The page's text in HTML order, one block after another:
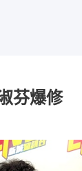
芬爆修